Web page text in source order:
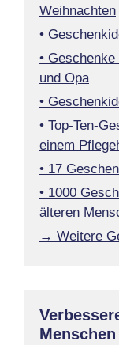
Weihnachten
•
•
und Opa
•
• Top-Ten-
einem
• 17
• 1000
älteren
→ Weitere